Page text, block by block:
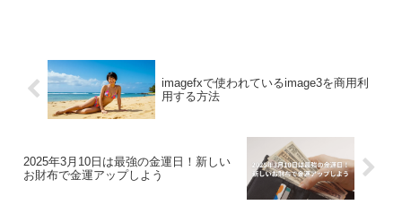
imagefxで使われているimage3を商用利
用する方法
2025年3月10日は最強の金運日！新しい
お財布で金運アップしよう